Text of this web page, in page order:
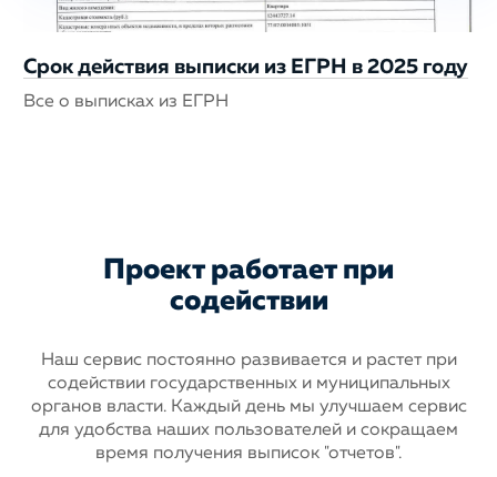
Срок действия выписки из ЕГРН в 2025 году
Все о выписках из ЕГРН
Проект работает при
содействии
Наш сервис постоянно развивается и растет при
содействии государственныхи муниципальных
органов власти. Каждый день мы улучшаем сервис
для удобства наших пользователей и сокращаем
время получения выписок "отчетов".